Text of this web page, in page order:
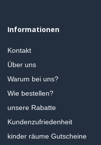
Informationen
Kontakt
Über uns
Warum bei uns?
Wie bestellen?
unsere Rabatte
Kundenzufriedenheit
kinder räume Gutscheine